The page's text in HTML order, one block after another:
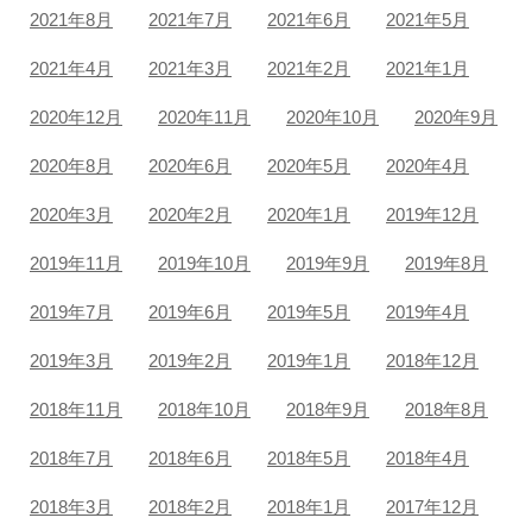
2021年8月 2021年7月 2021年6月 2021年5月
2021年4月 2021年3月 2021年2月 2021年1月
2020年12月 2020年11月 2020年10月 2020年9月
2020年8月 2020年6月 2020年5月 2020年4月
2020年3月 2020年2月 2020年1月 2019年12月
2019年11月 2019年10月 2019年9月 2019年8月
2019年7月 2019年6月 2019年5月 2019年4月
2019年3月 2019年2月 2019年1月 2018年12月
2018年11月 2018年10月 2018年9月 2018年8月
2018年7月 2018年6月 2018年5月 2018年4月
2018年3月 2018年2月 2018年1月 2017年12月